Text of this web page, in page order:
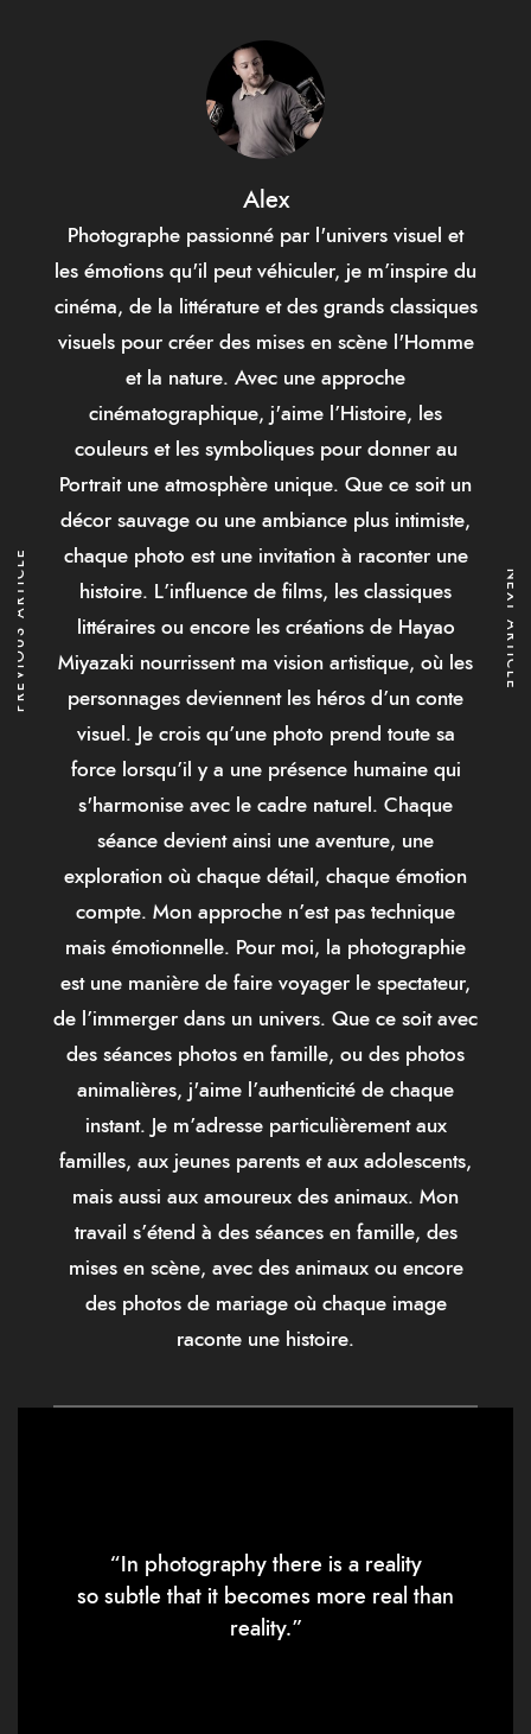
Alex
Photographe passionné par l'univers visuel et
les émotions qu'il peut véhiculer, je m’inspire du
cinéma, de la littérature et des grands classiques
visuels pour créer des mises en scène l'Homme
et la nature. Avec une approche
cinématographique, j'aime l’Histoire, les
couleurs et les symboliques pour donner au
Portrait une atmosphère unique. Que ce soit un
décor sauvage ou une ambiance plus intimiste,
chaque photo est une invitation à raconter une
histoire. L’influence de films, les classiques
littéraires ou encore les créations de Hayao
Miyazaki nourrissent ma vision artistique, où les
personnages deviennent les héros d’un conte
visuel. Je crois qu’une photo prend toute sa
force lorsqu’il y a une présence humaine qui
s'harmonise avec le cadre naturel. Chaque
séance devient ainsi une aventure, une
exploration où chaque détail, chaque émotion
compte. Mon approche n’est pas technique
mais émotionnelle. Pour moi, la photographie
est une manière de faire voyager le spectateur,
de l’immerger dans un univers. Que ce soit avec
des séances photos en famille, ou des photos
animalières, j'aime l’authenticité de chaque
instant. Je m’adresse particulièrement aux
familles, aux jeunes parents et aux adolescents,
mais aussi aux amoureux des animaux. Mon
travail s’étend à des séances en famille, des
mises en scène, avec des animaux ou encore
des photos de mariage où chaque image
raconte une histoire.
PREVIOUS ARTICLE NEXT ARTICLE
“In photography there is a reality
so subtle that it becomes more real than
reality.”